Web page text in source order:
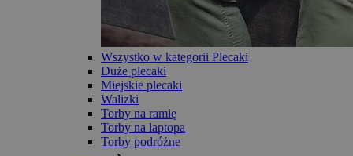
Wszystko w kategorii Plecaki
Duże plecaki
Miejskie plecaki
Walizki
Torby na ramię
Torby na laptopa
Torby podróżne